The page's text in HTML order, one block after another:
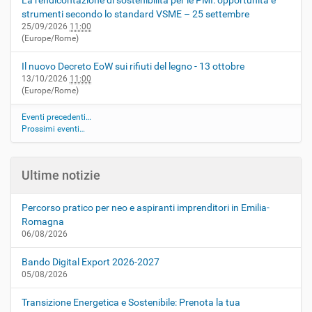
strumenti secondo lo standard VSME – 25 settembre
25/09/2026 11:00
(Europe/Rome)
Il nuovo Decreto EoW sui rifiuti del legno - 13 ottobre
13/10/2026 11:00
(Europe/Rome)
Eventi precedenti…
Prossimi eventi…
Ultime notizie
Percorso pratico per neo e aspiranti imprenditori in Emilia-
Romagna
06/08/2026
Bando Digital Export 2026-2027
05/08/2026
Transizione Energetica e Sostenibile: Prenota la tua